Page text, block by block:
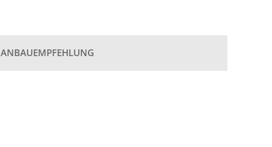
ANBAUEMPFEHLUNG